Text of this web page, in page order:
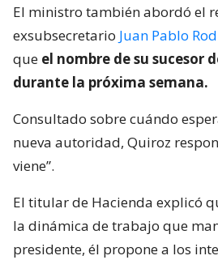
El ministro también abordó el
exsubsecretario Juan Pablo
que el nombre de su sucesor
durante la próxima semana.
Consultado sobre cuándo
nueva autoridad, Quiroz
viene”.
El titular de Hacienda explicó
la dinámica de trabajo que
presidente, él propone a los